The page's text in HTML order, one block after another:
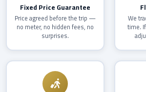
Fixed Price Guarantee
Price agreed before the trip —
no meter, no hidden fees, no
surprises.
We
time.